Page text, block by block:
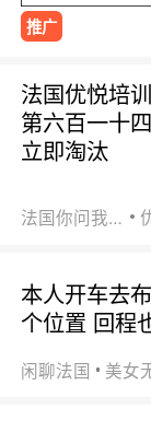
推广
法国优悦培
第六百一十
立即淘汰
法国你问我答
本人开车去
个位置 回程
闲聊法国 美女